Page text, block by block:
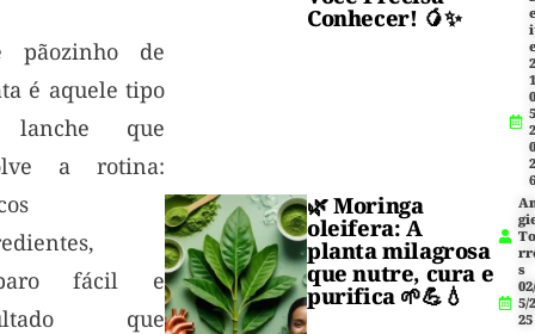
pãozinho de
é aquele tipo
que
a rotina:
fácil e
que
Conhecer! 🥭✨
2
0
2
0
2
6
🌿Moringa
oleifera: A
planta milagrosa
que nutre, cura e
purifica 🌱💪💧
To
s
5/
25